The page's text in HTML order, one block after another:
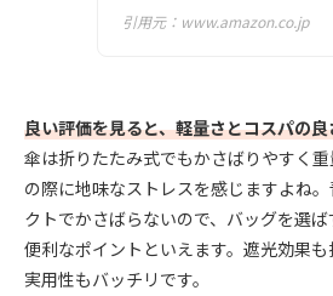
引用元： www.amazon.co.jp
良い評価を見ると、軽量さとコスパの
傘は折りたたみ式でもかさばりやすく
の際に地味なストレスを感じますよね
クトでかさばらないので、バッグを選
便利なポイントといえます。遮光効果
実用性もバッチリです。